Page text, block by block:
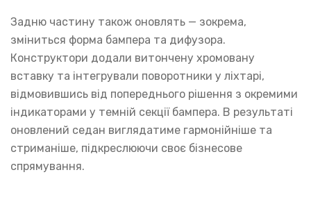
Задню частину також оновлять — зокрема,
зміниться форма бампера та дифузора.
Конструктори додали витончену хромовану
вставку та інтегрували поворотники у ліхтарі,
відмовившись від попереднього рішення з окремими
індикаторами у темній секції бампера. В результаті
оновлений седан виглядатиме гармонійніше та
стриманіше, підкреслюючи своє бізнесове
спрямування.